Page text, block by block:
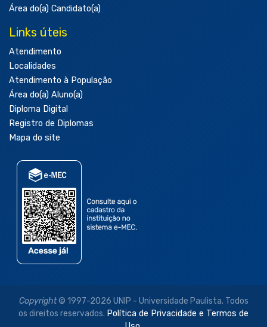
Área do(a) Candidato(a)
Links úteis
Atendimento
Localidades
Atendimento à População
Área do(a) Aluno(a)
Diploma Digital
Registro de Diplomas
Mapa do site
Copyright© 1997-2026 UNIP - Universidade Paulista. Todos
os direitos reservados. Política de Privacidade e Termos de